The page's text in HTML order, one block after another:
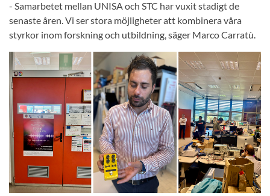
- Samarbetet mellan UNISA och STC har vuxit stadigt de
senaste åren. Vi ser stora möjligheter att kombinera våra
styrkor inom forskning och utbildning, säger Marco Carratù.